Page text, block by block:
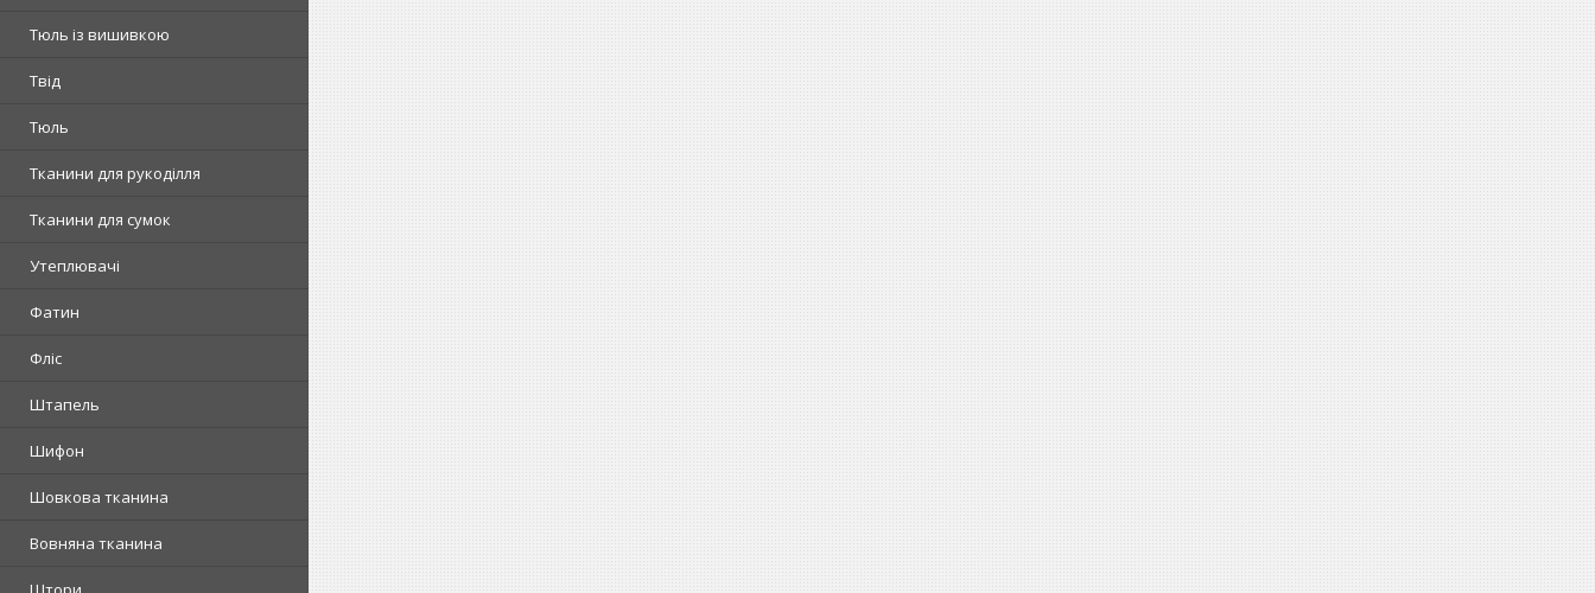
Тюль із вишивкою
Твід
Тюль
Тканини для рукоділля
Тканини для сумок
Утеплювачі
Фатин
Фліс
Штапель
Шифон
Шовкова тканина
Вовняна тканина